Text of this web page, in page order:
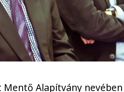
Mentő Alapítvány